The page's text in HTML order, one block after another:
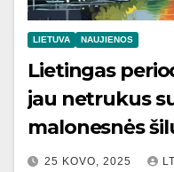
LIETUVA NAUJIENOS
Lietingas
jau netrukus
malonesnės
25 KOVO, 2025